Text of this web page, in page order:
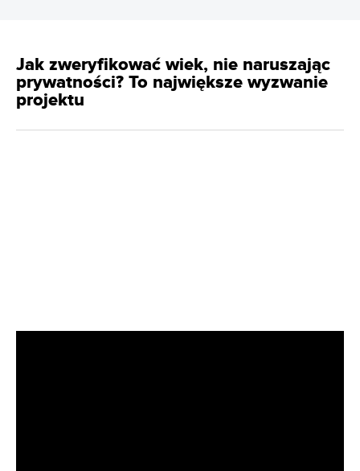
Jak zweryfikować wiek, nie naruszając
prywatności? To największe wyzwanie
projektu